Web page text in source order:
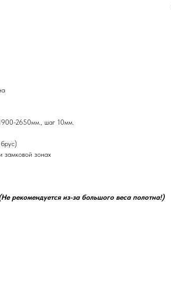
2650мм., шаг 10мм.
замковой зонах
рекомендуется из-за большого веса полотна!)